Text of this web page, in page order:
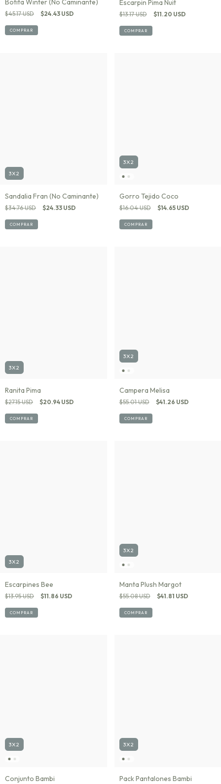
Botita Winter (No Caminante)
$45.17 USD $24.43 USD
COMPRAR
Escarpin Pima Nuit
$13.17 USD $11.20 USD
COMPRAR
3X2
Sandalia Fran (No Caminante)
$34.76 USD $24.33 USD
COMPRAR
3X2
Gorro Tejido Coco
$16.04 USD $14.65 USD
COMPRAR
3X2
Ranita Pima
$27.15 USD $20.94 USD
COMPRAR
3X2
Campera Melisa
$55.01 USD $41.26 USD
COMPRAR
3X2
Escarpines Bee
$13.95 USD $11.86 USD
COMPRAR
3X2
Manta Plush Margot
$55.08 USD $41.81 USD
COMPRAR
3X2
Conjunto Bambi
3X2
Pack Pantalones Bambi